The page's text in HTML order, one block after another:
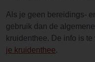
Als je geen bereidings-
gebruik dan de
kruidenthee. De info is
je kruidenthee.